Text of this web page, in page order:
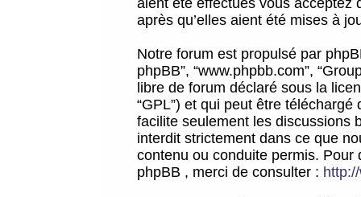
aient été effectués vous acceptez
après qu’elles aient été mises à
Notre forum est propulsé par
phpBB”, “www.phpbb.com”,
libre de forum déclaré sous la
“GPL”) et qui peut être téléchargé
facilite seulement les discussions
interdit strictement dans ce que
contenu ou conduite permis.
phpBB , merci de consulter :